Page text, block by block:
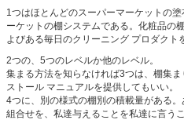
1つはほとんどのスーパーマーケットの
ーケットの棚システムである。化粧品の
よびある毎日のクリーニング プロダクト
2つの、5つのレベルか他のレベル。
集まる方法を知らなければ3つは、棚集
ストール マニュアルを提供してもいい。
4つに、別の様式の棚別の積載量がある
組合せを、私達与えることを私達に言う